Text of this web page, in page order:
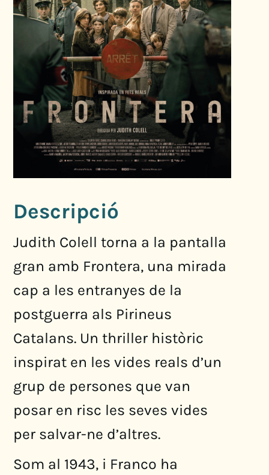
Descripció
Judith Colell torna a la pantalla
gran amb Frontera, una mirada
cap a les entranyes de la
postguerra als Pirineus
Catalans. Un thriller històric
inspirat en les vides reals d’un
grup de persones que van
posar en risc les seves vides
per salvar-ne d’altres.
Som al 1943, i Franco ha